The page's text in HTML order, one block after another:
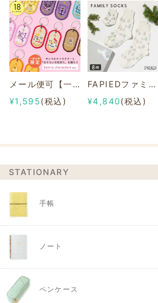
メール便可【一部店舗限定】2/8b PAIR KEY RING Sanrio characters ver.
¥1,595(税込)
FAPIEDファミリーソックスセット 総柄
¥4,840(税込)
STATIONARY
手帳
ノート
ペンケース